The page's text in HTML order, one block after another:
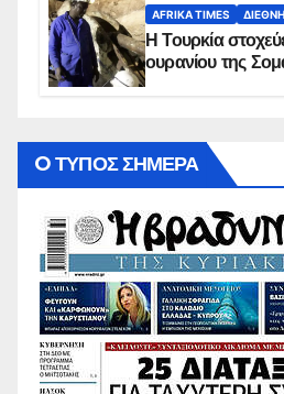
AFRIKA TIMES ΔΙΕΘΝΉ
Η Τουρκία
ουρανίου της
O ΤΥΠΟΣ ΣΗΜΕΡΑ